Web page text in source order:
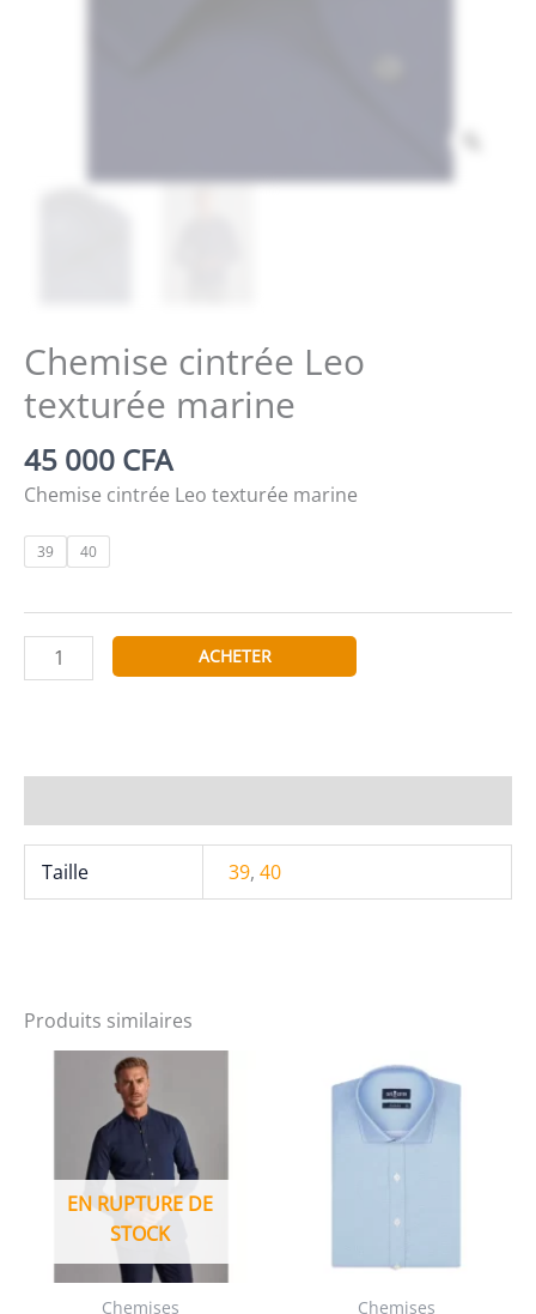
Chemise cintrée Leo
texturée marine
45 000 CFA
Chemise cintrée Leo texturée marine
39 40
quantité
de
marine
ACHETER
Taille 39,40
Produits similaires
EN RUPTURE DE
STOCK
Chemises Chemises